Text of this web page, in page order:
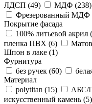
ЛДСП (49) МДФ (238)
Фрезерованный МДФ
Покрытие фасада
100% литьевой акрил (
пленка ПВХ (6)
Шпон в лаке (1)
Фурнитура
без ручек (60)
Материал
polytitan (15)
искусственный камень (5)